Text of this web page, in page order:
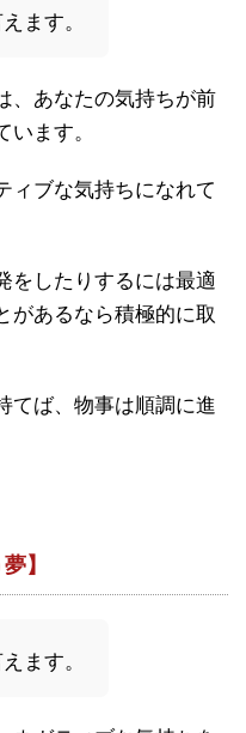
ます。
、あなたの気持ちが前
ます。
ィブな気持ちになれて
をしたりするには最適
があるなら積極的に取
てば、物事は順調に進
】
ます。